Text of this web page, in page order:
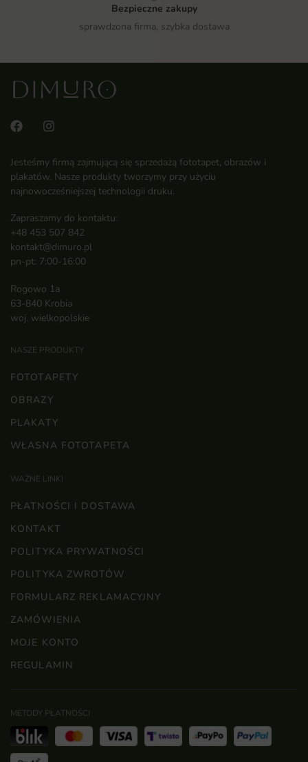
Bezpieczne zakupy
sprawdzona firma, szybka dostawa
Jesteśmy firmą zajmującą się sprzedażą fototapet, obrazów i
plakatów. Nasze produkty tworzymy przy użyciu
najnowocześniejszej technologii druku.
Zapraszamy do kontaktu:
+48 453 507 842
kontakt@dimuro.pl
pn-pt: 7:00-16:00
Rogowo 1a
63-840 Krobia
woj. wielkopolskie
NASZE PRODUKTY
FOTOTAPETY
OBRAZY
PLAKATY
WŁASNA FOTOTAPETA
WAŻNE LINKI
PŁATNOŚCI I DOSTAWA
KONTAKT
POLITYKA PRYWATNOŚCI
POLITYKA ZWROTÓW
FORMULARZ REKLAMACYJNY
ZAMÓWIENIA
MOJE KONTO
REGULAMIN
METODY PŁATNOŚCI